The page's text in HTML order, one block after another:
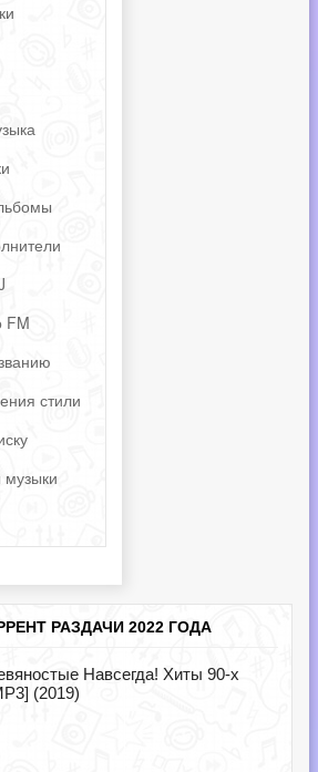
FM
стили
РАЗДАЧИ 2022 ГОДА
Навсегда! Хиты 90-х
(2019)